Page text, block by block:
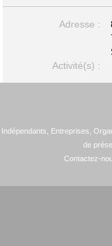
Adresse :
Activité(s) :
Indépendants, Entreprises,
de
Contactez-